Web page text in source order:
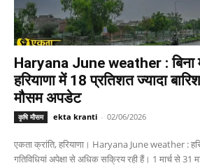
Haryana June weather : बिना
हरियाणा में 18 प्रतिशत ज्यादा
मौसम अपडेट
कृषि मौसम ekta kranti - 02/06/2026
एकता क्रांति, हरियाणा। Haryana June weather :
गतिविधियां अपेक्षा से अधिक सक्रिय रही हैं। 1 मार्च से 31